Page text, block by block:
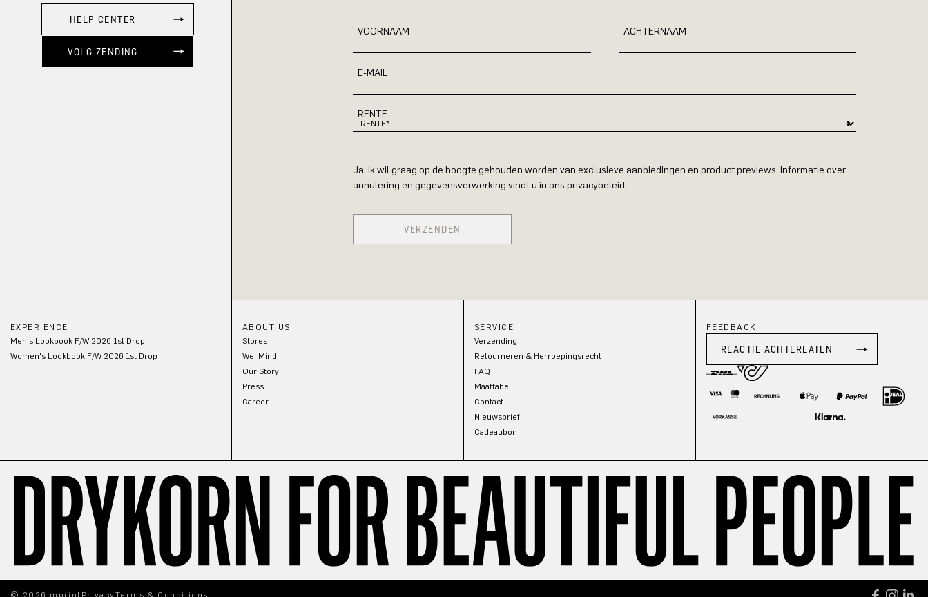
HELP CENTER
VOLG ZENDING
VOORNAAM ACHTERNAAM
E-MAIL
RENTE
Ja, ik wil graag op de hoogte gehouden worden van exclusieve aanbiedingen en product previews. Informatie over
annulering en gegevensverwerking vindt u in ons privacybeleid.
VERZENDEN
EXPERIENCE
Men's Lookbook F/W 2026 1st Drop
Women's Lookbook F/W 2026 1st Drop
ABOUT US
Stores
We_Mind
Our Story
Press
Career
SERVICE
Verzending
Retourneren & Herroepingsrecht
FAQ
Maattabel
Contact
Nieuwsbrief
Cadeaubon
FEEDBACK
REACTIE ACHTERLATEN
© 2026 Imprint PrivacyTerms & Conditions